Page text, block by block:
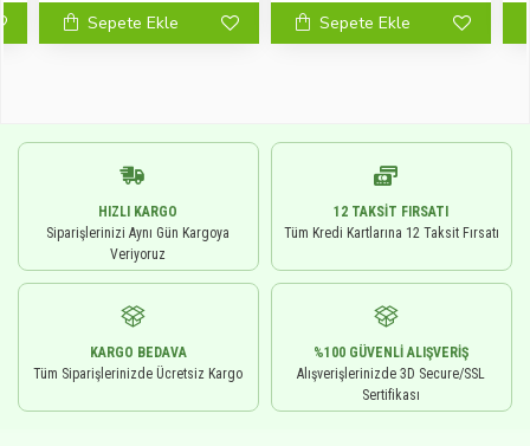
Sepete Ekle
Sepete Ekle
HIZLI KARGO
Siparişlerinizi Aynı Gün Kargoya
Veriyoruz
12 TAKSIT FIRSATI
Tüm Kredi Kartlarına 12 Taksit Fırsatı
KARGO BEDAVA
Tüm Siparişlerinizde Ücretsiz Kargo
%100 GÜVENLI ALIŞVERIŞ
Alışverişlerinizde 3D Secure/SSL
Sertifikası